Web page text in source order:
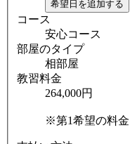
コース
安心コース
部屋のタイプ
相部屋
教習料金
264,000円
※第1希望の料金